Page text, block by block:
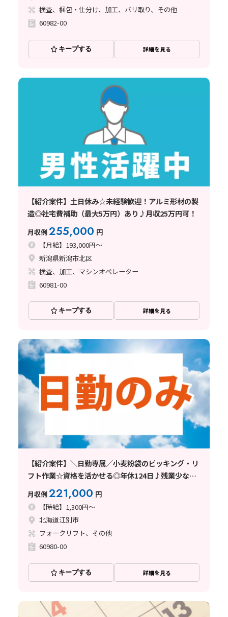
検査、梱包・仕分け、加工、バリ取り、その他
60982-00
キープする 詳細を見る
【紹介案件】土日休み☆未経験歓迎！アルミ形材の製
造◎社宅費補助（最大5万円）あり♪月収25万円可！
月収例255,000 円
【月給】193,000円～
新潟県新潟市北区
検査、加工、マシンオペレーター
60981-00
キープする 詳細を見る
【紹介案件】＼日勤専属／小麦粉袋のピッキング・リ
フト作業☆資格を活かせる◎年休124日♪残業少な
月収例221,000 円
【時給】1,300円～
北海道江別市
フォークリフト、その他
60980-00
キープする 詳細を見る